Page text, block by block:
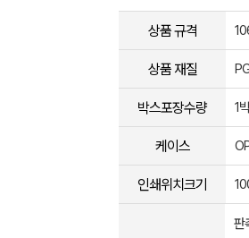
상품 규격
상품 재질
박스포장수량 1
케이스
인쇄위치크기
판